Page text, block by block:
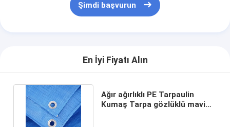
Şimdi başvurun
En İyi Fiyatı Alın
Ağır ağırlıklı PE Tarpaulin
Kumaş Tarpa gözlüklü mavi